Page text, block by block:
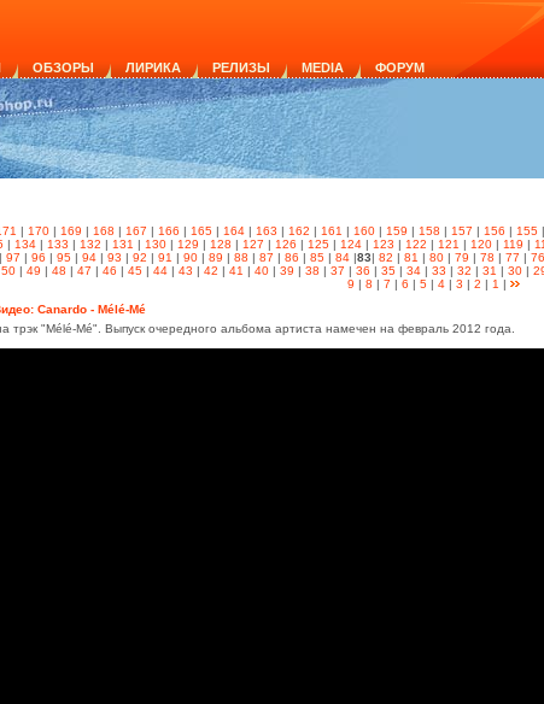
ОБЗОРЫ ЛИРИКА РЕЛИЗЫ MEDIA ФОРУМ
| 170 | 169 | 168 | 167 | 166 | 165 | 164 | 163 | 162 | 161 | 160 | 159 | 158 | 157 | 156 | 155 |
| 134| 133 | 132 | 131 | 130| 129 | 128 | 127 | 126 | 125| 124| 123 | 122 | 121 | 120| 119 |
| 97 | 96 | 95| 94| 93 | 92 | 91 | 90| 89 | 88 | 87 | 86 | 85| 84|83| 82 | 81 | 80| 79 | 78 | 77 | 76
50| 49 | 48 | 47 | 46 | 45| 44| 43 | 42 | 41 | 40| 39 | 38 | 37 | 36 | 35| 34| 33 | 32 | 31 | 30|
9 | 8 | 7 | 6 | 5| 4| 3 | 2 | 1 |
Canardo - Mélé-Mé
трэк "Mélé-Mé". Выпуск очередного альбома артиста намечен на февраль 2012 года.